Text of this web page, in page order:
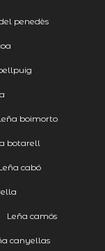
penedès
boimorto
botarell
cabó
Leña camós
canyellas